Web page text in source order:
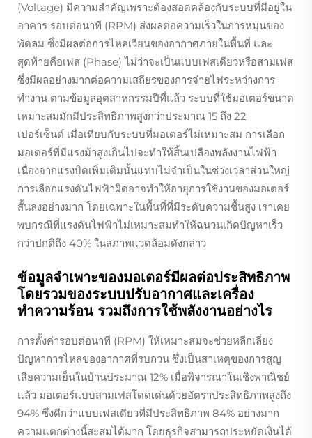
(Voltage) มีความสำคัญเพราะต้องสอดคล้องกับระบบที่มีอยู่ใน
อาคาร รอบต่อนาที (RPM) ส่งผลต่อความเร็วในการหมุนของ
พัดลม ซึ่งมีผลต่อการไหลเวียนของอากาศภายในพื้นที่ และ
สุดท้ายคือเฟส (Phase) ไม่ว่าจะเป็นแบบเฟสเดียวหรือสามเฟส
ซึ่งมีผลอย่างมากต่อความเสถียรของการจ่ายไฟระหว่างการ
ทำงาน ตามข้อมูลอุตสาหกรรมปีที่แล้ว ระบบที่ใช้มอเตอร์ขนาด
เหมาะสมมักมีประสิทธิภาพสูงกว่าประมาณ 15 ถึง 22
เปอร์เซ็นต์ เมื่อเทียบกับระบบที่มอเตอร์ไม่เหมาะสม การเลือก
มอเตอร์ที่มีแรงม้าสูงเกินไปจะทำให้สิ้นเปลืองพลังงานไฟฟ้า
เนื่องจากแรงบิดเพิ่มเติมนั้นแทบไม่จำเป็นในช่วงเวลาส่วนใหญ่
การเลือกแรงดันไฟฟ้าผิดอาจทำให้อายุการใช้งานของมอเตอร์
สั้นลงอย่างมาก โดยเฉพาะในพื้นที่ที่มีระดับความชื้นสูง เราเคย
พบกรณีที่แรงดันไฟฟ้าไม่เหมาะสมทำให้ฉนวนเกิดปัญหาเร็ว
กว่าปกติถึง 40% ในสภาพแวดล้อมดังกล่าว
ข้อมูลจำเพาะของมอเตอร์มีผลต่อประสิทธิภาพ
โดยรวมของระบบปรับอากาศและเครื่อง
ทำความร้อน รวมถึงการใช้พลังงานอย่างไร
การตั้งค่ารอบต่อนาที (RPM) ให้เหมาะสมจะช่วยหลีกเลี่ยง
ปัญหาการไหลของอากาศที่รบกวน ซึ่งเป็นสาเหตุของการสูญ
เสียความเย็นในบ้านประมาณ 12% เมื่อพิจารณาในเชิงพาณิชย์
แล้ว มอเตอร์แบบสามเฟสโดดเด่นด้วยอัตราประสิทธิภาพสูงถึง
94% ซึ่งดีกว่าแบบเฟสเดียวที่มีประสิทธิภาพ 84% อย่างมาก
ความแตกต่างนี้สะสมได้มาก โดยธุรกิจสามารถประหยัดเงินได้